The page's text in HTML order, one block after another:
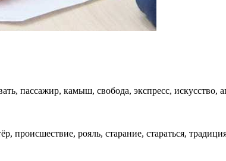
пассажир, камыш, свобода, экспресс, искусство,
происшествие, рояль, старание, стараться,